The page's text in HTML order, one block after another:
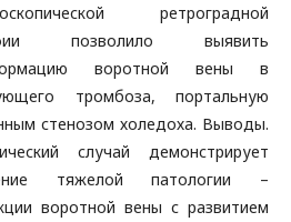
ретроградной
позволило выявить
воротной вены в
тромбоза, портальную
стенозом холедоха. Выводы.
случай демонстрирует
тяжелой патологии –
воротной вены с развитием